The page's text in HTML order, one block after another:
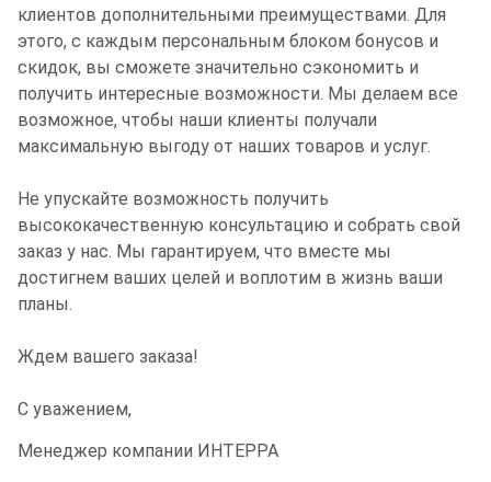
клиентов дополнительными преимуществами. Для
этого, с каждым персональным блоком бонусов и
скидок, вы сможете значительно сэкономить и
получить интересные возможности. Мы делаем все
возможное, чтобы наши клиенты получали
максимальную выгоду от наших товаров и услуг.
Не упускайте возможность получить
высококачественную консультацию и собрать свой
заказ у нас. Мы гарантируем, что вместе мы
достигнем ваших целей и воплотим в жизнь ваши
планы.
Ждем вашего заказа!
С уважением,
Менеджер компании ИНТЕРРА